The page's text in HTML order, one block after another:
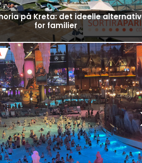
på Kreta: det ideelle
for familier